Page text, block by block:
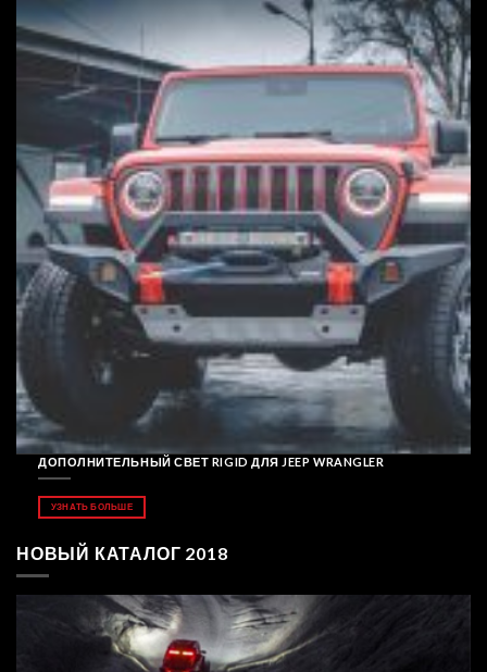
ДОПОЛНИТЕЛЬНЫЙ СВЕТ RIGID ДЛЯ JEEP WRANGLER
УЗНАТЬ БОЛЬШЕ
НОВЫЙ КАТАЛОГ 2018